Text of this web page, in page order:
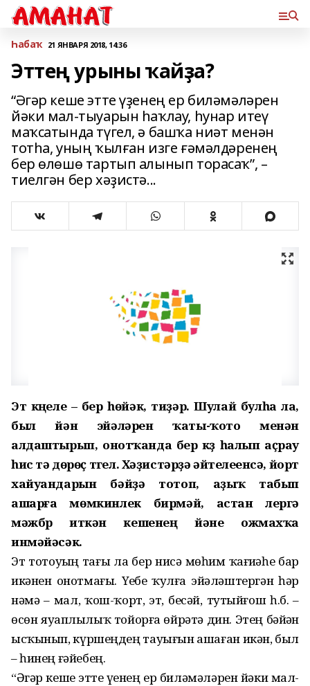
Һабаҡ 21 ЯНВАРЯ 2018, 14:36
Эттең урыны ҡайҙа?
“Әгәр кеше этте үҙенең ер биләмәләрен
йәки мал-тыуарын һаҡлау, һунар итеү
маҡсатында түгел, ә башҡа ниәт менән
тотһа, уның ҡылған изге ғәмәлдәренең
бер өлөшө тартып алынып торасаҡ”, –
тиелгән бер хәҙистә...
Эт күңеле – бер һөйәк, тиҙәр. Шулай булһа ла,
был йән эйәләрен ҡаты-ҡото менән
алдаштырып, онотҡанда бер күҙ һалып аҫрау
һис тә дөрөҫ түгел. Хәҙистәрҙә әйтелеүенсә, йорт
хайуандарын бәйҙә тотоп, аҙыҡ табып
ашарға мөмкинлек бирмәй, астан үлергә
мәжбүр иткән кешенең йәне ожмахҡа
инмәйәсәк.
Эт тотоуҙың тағы ла бер нисә мөһим ҡағиҙәһе бар
икәнен онотмағыҙ. Үҙебеҙ ҡулға эйәләштергән һәр
нәмә – мал, ҡош-ҡорт, эт, бесәй, тутыйғош һ.б. –
өсөн яуаплылыҡ тойорға өйрәтә дин. Этең бәйҙән
ысҡынып, күршеңдең тауығын ашаған икән, был
– һинең ғәйебең.
“Әгәр кеше этте үҙенең ер биләмәләрен йәки мал-